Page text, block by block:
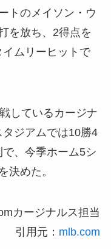
トのメイソン・ウ
を放ち、2得点を
ムリーヒットで
しているカージナ
ジアムでは10勝4
、今季ホーム5シ
決めた。
カージナルス担当
引用元： mlb.com